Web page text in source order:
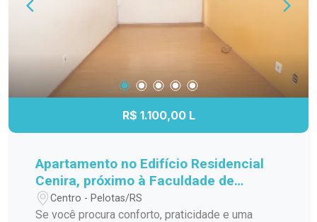
R$ 1.100,00 L
Apartamento no Edifício Residencial
Cenira, próximo à Faculdade de
Odontologia da UFPel
Centro - Pelotas/RS
Se você procura conforto, praticidade e uma